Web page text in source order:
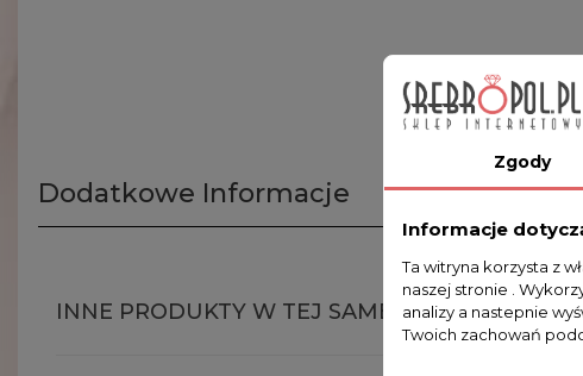
Dodatkowe Informacje
INNE PRODUKTY W TEJ SAMEJ KATEGORII
Zgody
Informacje
Ta witryna korzysta z
naszej stronie .
analizy a nastepnie
Twoich zachowań